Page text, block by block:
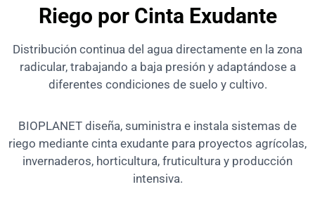
Riego por Cinta Exudante
Distribución continua del agua directamente en la zona
radicular, trabajando a baja presión y adaptándose a
diferentes condiciones de suelo y cultivo.
BIOPLANET diseña, suministra e instala sistemas de
riego mediante cinta exudante para proyectos agrícolas,
invernaderos, horticultura, fruticultura y producción
intensiva.